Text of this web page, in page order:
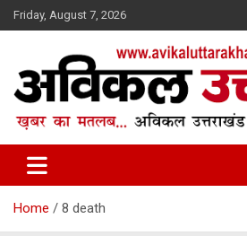
Skip
to
Friday, August 7, 2026
Avikal Uttarakhand
Home 8 death